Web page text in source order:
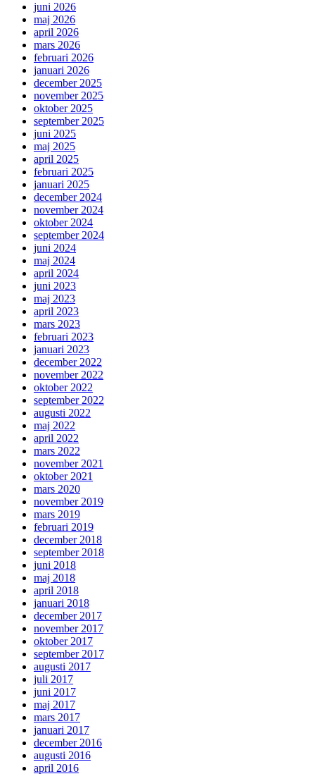
juni 2026
maj 2026
april 2026
mars 2026
februari 2026
januari 2026
december 2025
november 2025
oktober 2025
september 2025
juni 2025
maj 2025
april 2025
februari 2025
januari 2025
december 2024
november 2024
oktober 2024
september 2024
juni 2024
maj 2024
april 2024
juni 2023
maj 2023
april 2023
mars 2023
februari 2023
januari 2023
december 2022
november 2022
oktober 2022
september 2022
augusti 2022
maj 2022
april 2022
mars 2022
november 2021
oktober 2021
mars 2020
november 2019
mars 2019
februari 2019
december 2018
september 2018
juni 2018
maj 2018
april 2018
januari 2018
december 2017
november 2017
oktober 2017
september 2017
augusti 2017
juli 2017
juni 2017
maj 2017
mars 2017
januari 2017
december 2016
augusti 2016
april 2016